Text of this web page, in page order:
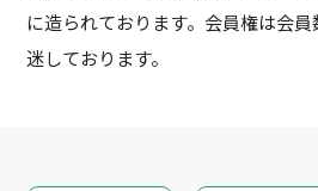
に造られております。会員権は会
迷しております。